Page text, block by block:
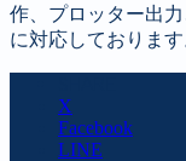
作、プロッター出
に対応しております
X
Facebook
LINE